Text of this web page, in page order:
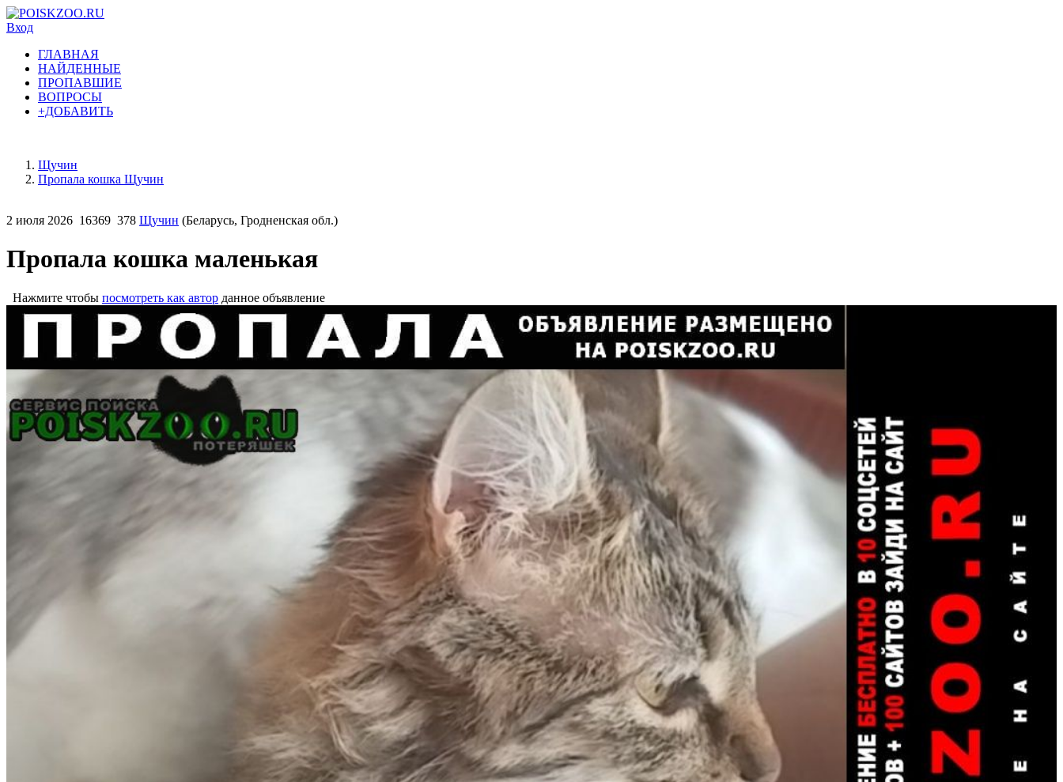
Вход
ГЛАВНАЯ
НАЙДЕННЫЕ
ПРОПАВШИЕ
ВОПРОСЫ
+ДОБАВИТЬ
Щучин
Пропала кошка Щучин
2 июля 2026 16369 378 Щучин (Беларусь, Гродненская обл.)
Пропала кошка маленькая
Нажмите чтобы посмотреть как автор данное объявление